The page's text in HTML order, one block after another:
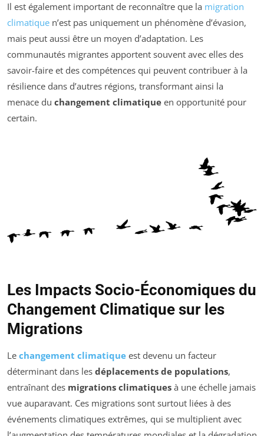
Il est également important de reconnaître que la migration
climatique n’est pas uniquement un phénomène d’évasion,
mais peut aussi être un moyen d’adaptation. Les
communautés migrantes apportent souvent avec elles des
savoir-faire et des compétences qui peuvent contribuer à la
résilience dans d’autres régions, transformant ainsi la
menace du changement climatique en opportunité pour
certain.
Les Impacts Socio-Économiques du
Changement Climatique sur les
Migrations
Le changement climatique est devenu un facteur
déterminant dans les déplacements de populations,
entraînant des migrations climatiques à une échelle jamais
vue auparavant. Ces migrations sont surtout liées à des
événements climatiques extrêmes, qui se multiplient avec